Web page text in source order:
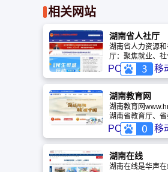
相关网站
湖南省人社厅
湖南省人力资源
厅：聚焦就业、社
劳动关系四大主业
光、便民、高效
口
PC 移
湖南教育网
湖南教育网
湖南省教育厅、
主办，省教育管
办的全省教育门
中力量、整合资源
为本、打造品牌门
下，确定了网站
PC 移
湖南在线
湖南在线是华声